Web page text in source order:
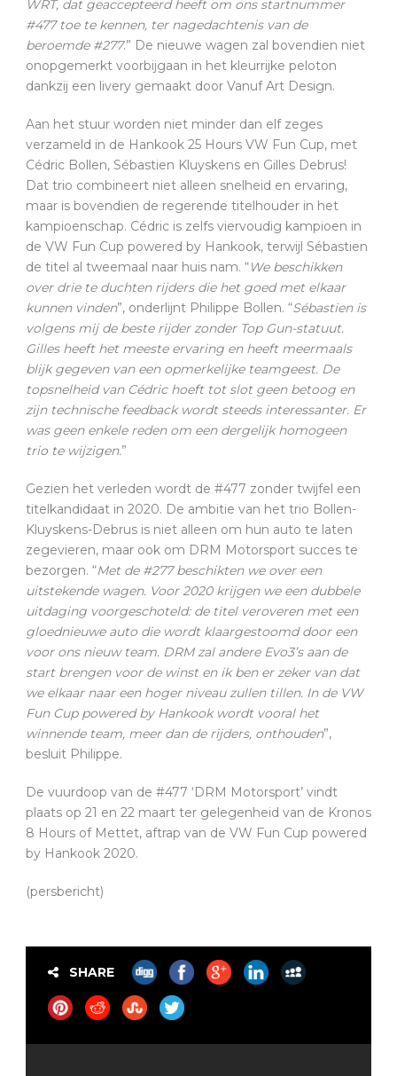
WRT, dat geaccepteerd heeft om ons startnummer
#477 toe te kennen, ter nagedachtenis van de
beroemde #277.” De nieuwe wagen zal bovendien niet
onopgemerkt voorbijgaan in het kleurrijke peloton
dankzij een livery gemaakt door Vanuf Art Design.
Aan het stuur worden niet minder dan elf zeges
verzameld in de Hankook 25 Hours VW Fun Cup, met
Cédric Bollen, Sébastien Kluyskens en Gilles Debrus!
Dat trio combineert niet alleen snelheid en ervaring,
maar is bovendien de regerende titelhouder in het
kampioenschap. Cédric is zelfs viervoudig kampioen in
de VW Fun Cup powered by Hankook, terwijl Sébastien
de titel al tweemaal naar huis nam. “We beschikken
over drie te duchten rijders die het goed met elkaar
kunnen vinden”, onderlijnt Philippe Bollen. “Sébastien is
volgens mij de beste rijder zonder Top Gun-statuut.
Gilles heeft het meeste ervaring en heeft meermaals
blijk gegeven van een opmerkelijke teamgeest. De
topsnelheid van Cédric hoeft tot slot geen betoog en
zijn technische feedback wordt steeds interessanter. Er
was geen enkele reden om een dergelijk homogeen
trio te wijzigen.”
Gezien het verleden wordt de #477 zonder twijfel een
titelkandidaat in 2020. De ambitie van het trio Bollen-
Kluyskens-Debrus is niet alleen om hun auto te laten
zegevieren, maar ook om DRM Motorsport succes te
bezorgen. “Met de #277 beschikten we over een
uitstekende wagen. Voor 2020 krijgen we een dubbele
uitdaging voorgeschoteld: de titel veroveren met een
gloednieuwe auto die wordt klaargestoomd door een
voor ons nieuw team. DRM zal andere Evo3’s aan de
start brengen voor de winst en ik ben er zeker van dat
we elkaar naar een hoger niveau zullen tillen. In de VW
Fun Cup powered by Hankook wordt vooral het
winnende team, meer dan de rijders, onthouden”,
besluit Philippe.
De vuurdoop van de #477 ‘DRM Motorsport’ vindt
plaats op 21 en 22 maart ter gelegenheid van de Kronos
8 Hours of Mettet, aftrap van de VW Fun Cup powered
by Hankook 2020.
(persbericht)
SHARE